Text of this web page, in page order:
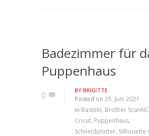
Badezimmer für
Puppenhaus
0 BY BRIGITTE
Posted on 25. Juni 2021
in Basteln, Brother
Cricut, Puppenhaus,
Schneidplotter, Silhouette